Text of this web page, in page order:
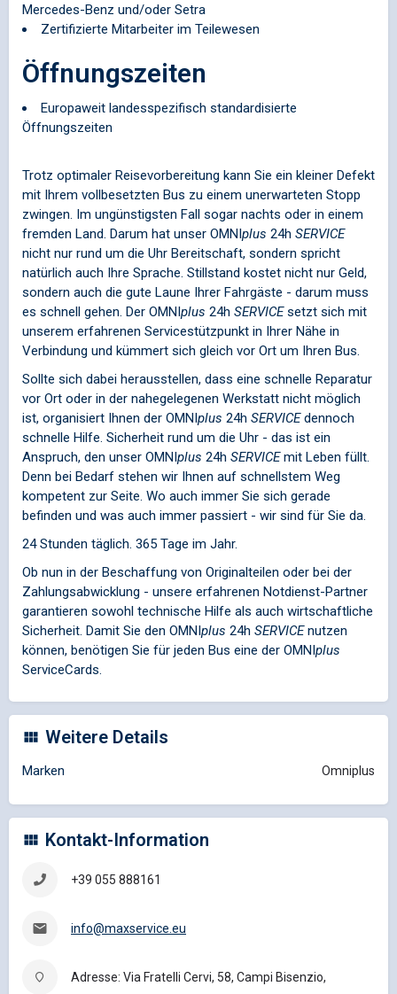
Mercedes-Benz und/oder Setra
Zertifizierte Mitarbeiter im Teilewesen
Öffnungszeiten
Europaweit landesspezifisch standardisierte
Öffnungszeiten
Trotz optimaler Reisevorbereitung kann Sie ein kleiner Defekt
mit Ihrem vollbesetzten Bus zu einem unerwarteten Stopp
zwingen. Im ungünstigsten Fall sogar nachts oder in einem
fremden Land. Darum hat unser OMNIplus 24h SERVICE
nicht nur rund um die Uhr Bereitschaft, sondern spricht
natürlich auch Ihre Sprache. Stillstand kostet nicht nur Geld,
sondern auch die gute Laune Ihrer Fahrgäste - darum muss
es schnell gehen. Der OMNIplus 24h SERVICEsetzt sich mit
unserem erfahrenen Servicestützpunkt in Ihrer Nähe in
Verbindung und kümmert sich gleich vor Ort um Ihren Bus.
Sollte sich dabei herausstellen, dass eine schnelle Reparatur
vor Ort oder in der nahegelegenen Werkstatt nicht möglich
ist, organisiert Ihnen der OMNIplus 24h SERVICEdennoch
schnelle Hilfe. Sicherheit rund um die Uhr - das ist ein
Anspruch, den unser OMNIplus 24h SERVICEmit Leben füllt.
Denn bei Bedarf stehen wir Ihnen auf schnellstem Weg
kompetent zur Seite. Wo auch immer Sie sich gerade
befinden und was auch immer passiert - wir sind für Sie da.
24 Stunden täglich. 365 Tage im Jahr.
Ob nun in der Beschaffung von Originalteilen oder bei der
Zahlungsabwicklung - unsere erfahrenen Notdienst-Partner
garantieren sowohl technische Hilfe als auch wirtschaftliche
Sicherheit. Damit Sie den OMNIplus 24h SERVICEnutzen
können, benötigen Sie für jeden Bus eine der OMNIplus
ServiceCards.
Weitere Details
Marken Omniplus
Kontakt-Information
+39 055 888161
info@maxservice.eu
Adresse: Via Fratelli Cervi, 58, Campi Bisenzio,